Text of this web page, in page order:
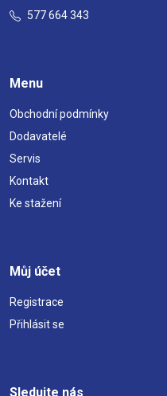
577 664 343
Menu
Obchodní podmínky
Dodavatelé
Servis
Kontakt
Ke stažení
Můj účet
Registrace
Přihlásit se
Sledujte nás